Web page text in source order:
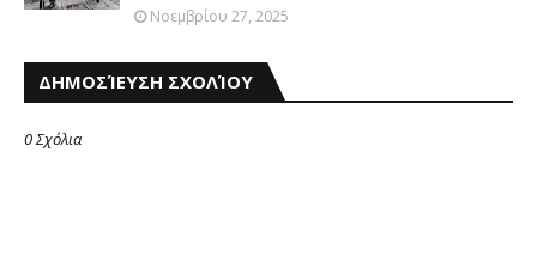
Νοεμβρίου 27, 2025
ΔΗΜΟΣΊΕΥΣΗ ΣΧΟΛΊΟΥ
0 Σχόλια